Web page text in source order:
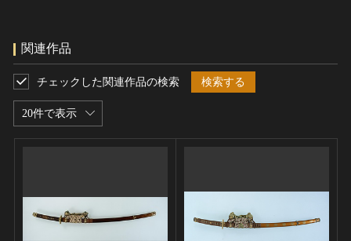
関連作品
20件で表示
チェックした関連作品の検索 検索する